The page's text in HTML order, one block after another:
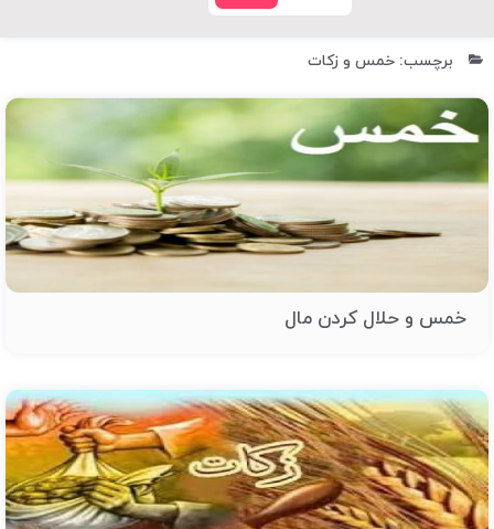
برچسب: خمس و زکات
خمس و حلال کردن مال